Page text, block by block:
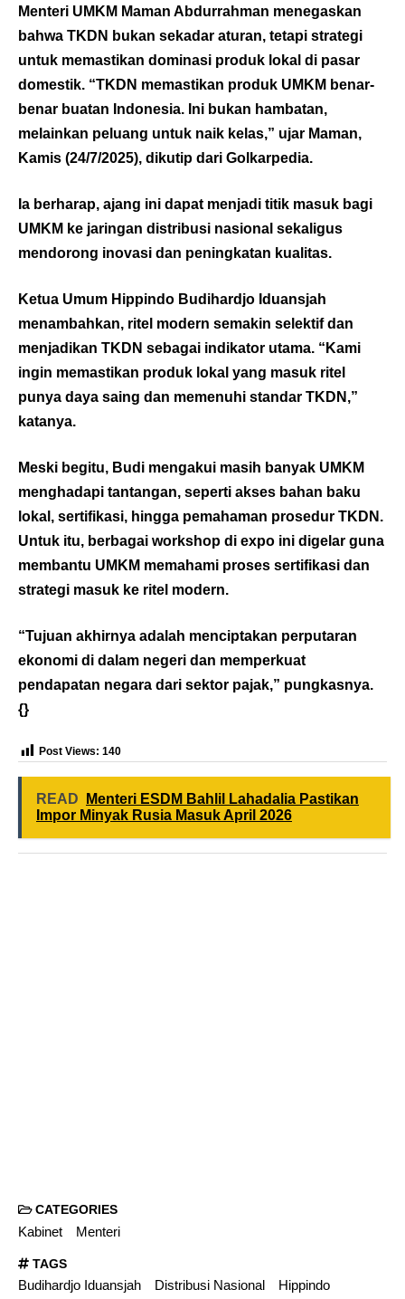
Menteri UMKM Maman Abdurrahman menegaskan
bahwa TKDN bukan sekadar aturan, tetapi strategi
untuk memastikan dominasi produk lokal di pasar
domestik. “TKDN memastikan produk UMKM benar-
benar buatan Indonesia. Ini bukan hambatan,
melainkan peluang untuk naik kelas,” ujar Maman,
Kamis (24/7/2025), dikutip dari Golkarpedia.
Ia berharap, ajang ini dapat menjadi titik masuk bagi
UMKM ke jaringan distribusi nasional sekaligus
mendorong inovasi dan peningkatan kualitas.
Ketua Umum Hippindo Budihardjo Iduansjah
menambahkan, ritel modern semakin selektif dan
menjadikan TKDN sebagai indikator utama. “Kami
ingin memastikan produk lokal yang masuk ritel
punya daya saing dan memenuhi standar TKDN,”
katanya.
Meski begitu, Budi mengakui masih banyak UMKM
menghadapi tantangan, seperti akses bahan baku
lokal, sertifikasi, hingga pemahaman prosedur TKDN.
Untuk itu, berbagai workshop di expo ini digelar guna
membantu UMKM memahami proses sertifikasi dan
strategi masuk ke ritel modern.
“Tujuan akhirnya adalah menciptakan perputaran
ekonomi di dalam negeri dan memperkuat
pendapatan negara dari sektor pajak,” pungkasnya.
{}
Post Views: 140
READ
Menteri ESDM Bahlil Lahadalia Pastikan
Impor Minyak Rusia Masuk April 2026
CATEGORIES
Kabinet Menteri
TAGS
Budihardjo Iduansjah Distribusi Nasional Hippindo